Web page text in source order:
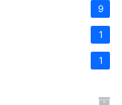
9
1
1